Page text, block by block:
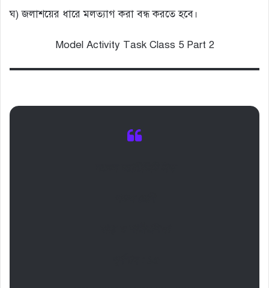
ঘ) জলাশয়ের ধারে মলত্যাগ করা বন্ধ করতে হবে।
Model Activity Task Class 5 Part 2